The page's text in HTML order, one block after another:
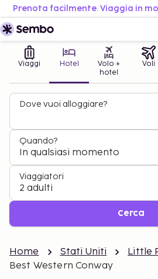
Viaggi Hotel
Volo +
hotel
Voli
Dove vuoi alloggiare?
Quando?
In qualsiasi momento
Viaggiatori
2 adulti
Cerca
Home Stati Uniti
Little
Best Western Conway